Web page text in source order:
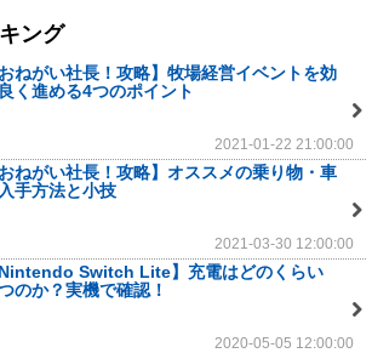
ング
おねがい社長！攻略】牧場経営イベントを効
く進める4つのポイント
2021-01-22 21:00:00
おねがい社長！攻略】オススメの乗り物・車
手方法と小技
2021-03-30 12:00:00
Nintendo Switch Lite】充電はどのくらい
のか？実機で確認！
2020-05-05 12:00:00